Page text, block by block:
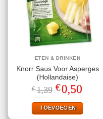
ETEN & DRINKEN
Knorr Saus Voor Asperges
(Hollandaise)
€1,39 Oorspronkelijke
prijs
was:
€1,39.
€0,50
is:
€0,50.
TOEVOEGEN